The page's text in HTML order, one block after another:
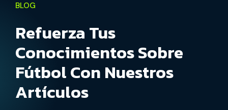
BLOG
Refuerza Tus
Conocimientos Sobre
Fútbol Con Nuestros
Artículos